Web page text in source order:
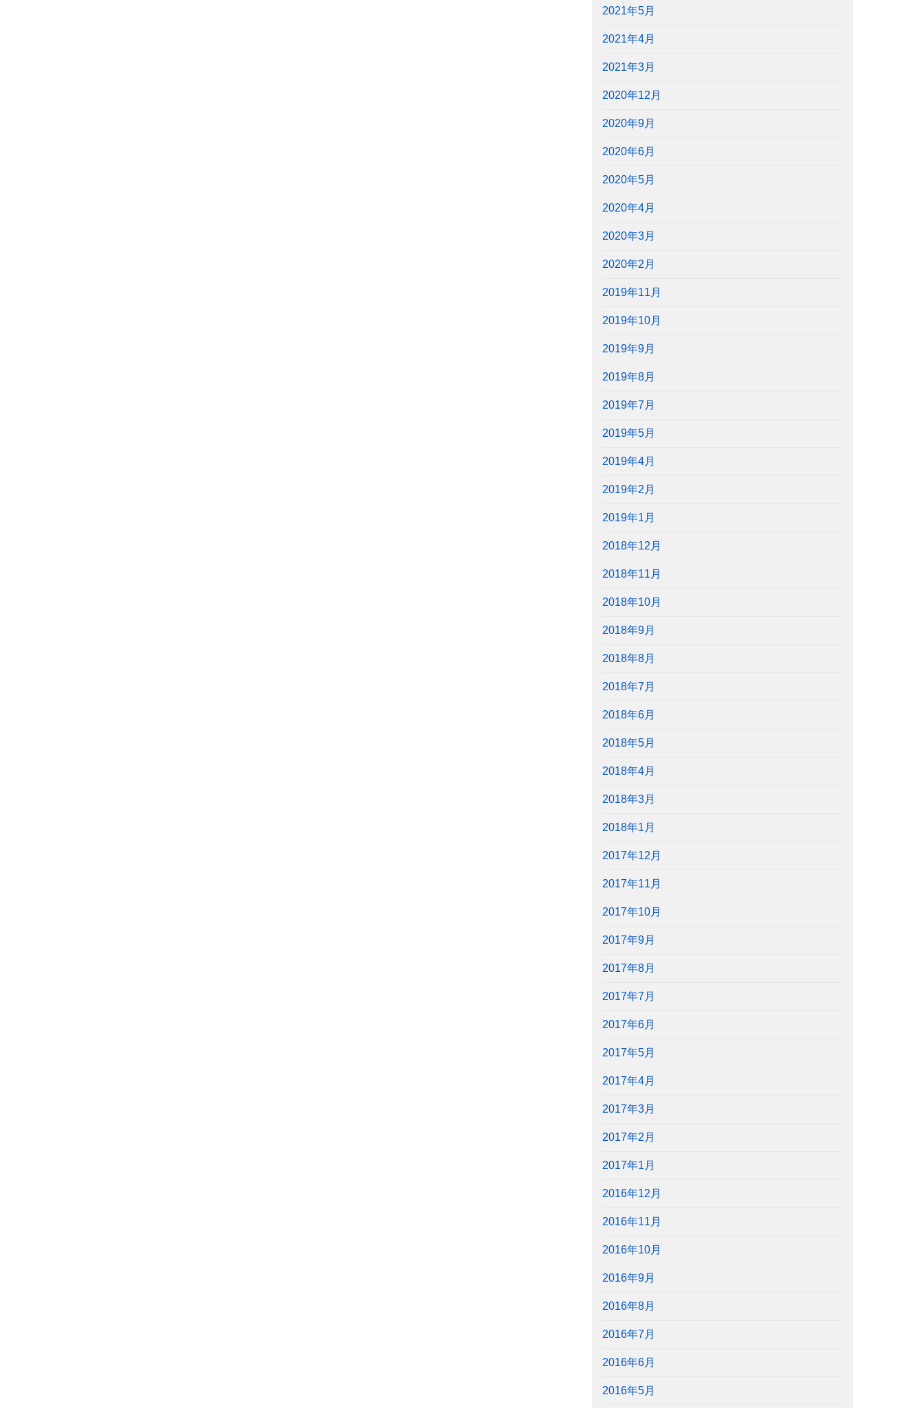
2021年5月
2021年4月
2021年3月
2020年12月
2020年9月
2020年6月
2020年5月
2020年4月
2020年3月
2020年2月
2019年11月
2019年10月
2019年9月
2019年8月
2019年7月
2019年5月
2019年4月
2019年2月
2019年1月
2018年12月
2018年11月
2018年10月
2018年9月
2018年8月
2018年7月
2018年6月
2018年5月
2018年4月
2018年3月
2018年1月
2017年12月
2017年11月
2017年10月
2017年9月
2017年8月
2017年7月
2017年6月
2017年5月
2017年4月
2017年3月
2017年2月
2017年1月
2016年12月
2016年11月
2016年10月
2016年9月
2016年8月
2016年7月
2016年6月
2016年5月